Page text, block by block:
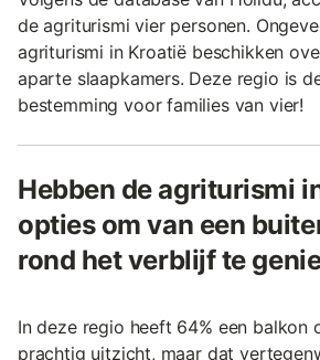
de agriturismi vier personen.
agriturismi in Kroatië beschikken
aparte slaapkamers. Deze regio is
bestemming voor families van vier!
Hebben de agriturismi
opties om van een
rond het verblijf te
In deze regio heeft 64% een balkon
prachtig uitzicht, maar dat